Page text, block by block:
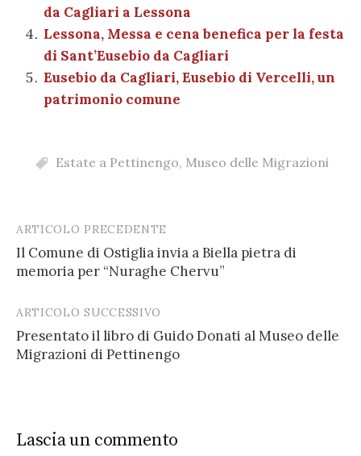
da Cagliari a Lessona
Lessona, Messa e cena benefica per la festa
di Sant’Eusebio da Cagliari
Eusebio da Cagliari, Eusebio di Vercelli, un
patrimonio comune
Estate a Pettinengo, Museo delle Migrazioni
Post
navigation
ARTICOLO PRECEDENTE
Il Comune di Ostiglia invia a Biella pietra di
memoria per “Nuraghe Chervu”
ARTICOLO SUCCESSIVO
Presentato il libro di Guido Donati al Museo delle
Migrazioni di Pettinengo
Lascia un commento